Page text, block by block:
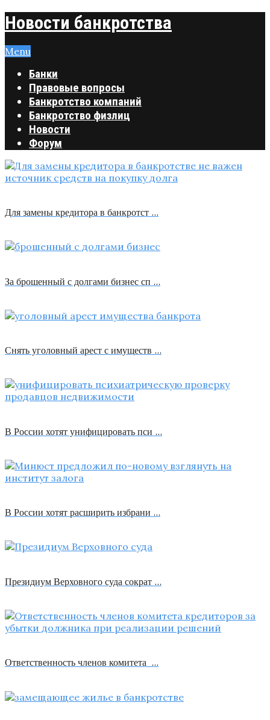
Новости банкротства
Menu
Банки
Правовые вопросы
Банкротство компаний
Банкротство физлиц
Новости
Форум
Для замены кредитора в банкротст …
За брошенный с долгами бизнес сп …
Снять уголовный арест с имуществ …
В России хотят унифицировать пси …
В России хотят расширить избрани …
Президиум Верховного суда сократ …
Ответственность членов комитета …